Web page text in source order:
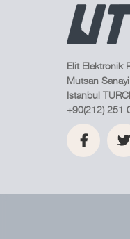
Elit Elektronik
Mutsan
Istanbul
+90(212) 251